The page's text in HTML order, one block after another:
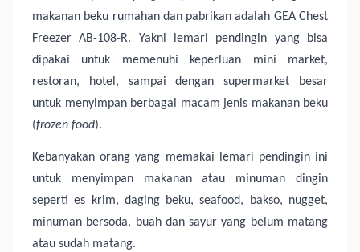
makanan beku rumahan dan pabrikan adalah GEA Chest
Freezer AB-108-R. Yakni lemari pendingin yang bisa
dipakai untuk memenuhi keperluan mini market,
restoran, hotel, sampai dengan supermarket besar
untuk menyimpan berbagai macam jenis makanan beku
(frozen food).
Kebanyakan orang yang memakai lemari pendingin ini
untuk menyimpan makanan atau minuman dingin
seperti es krim, daging beku, seafood, bakso, nugget,
minuman bersoda, buah dan sayur yang belum matang
atau sudah matang.